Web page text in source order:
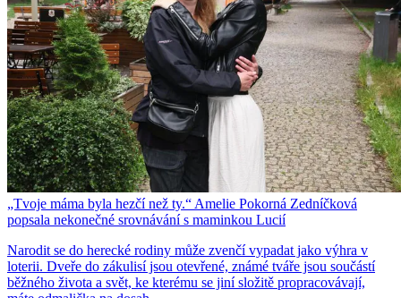
„Tvoje máma byla hezčí než ty.“ Amelie Pokorná Zedníčková
popsala nekonečné srovnávání s maminkou Lucií
Narodit se do herecké rodiny může zvenčí vypadat jako výhra v
loterii. Dveře do zákulisí jsou otevřené, známé tváře jsou součástí
běžného života a svět, ke kterému se jiní složitě propracovávají,